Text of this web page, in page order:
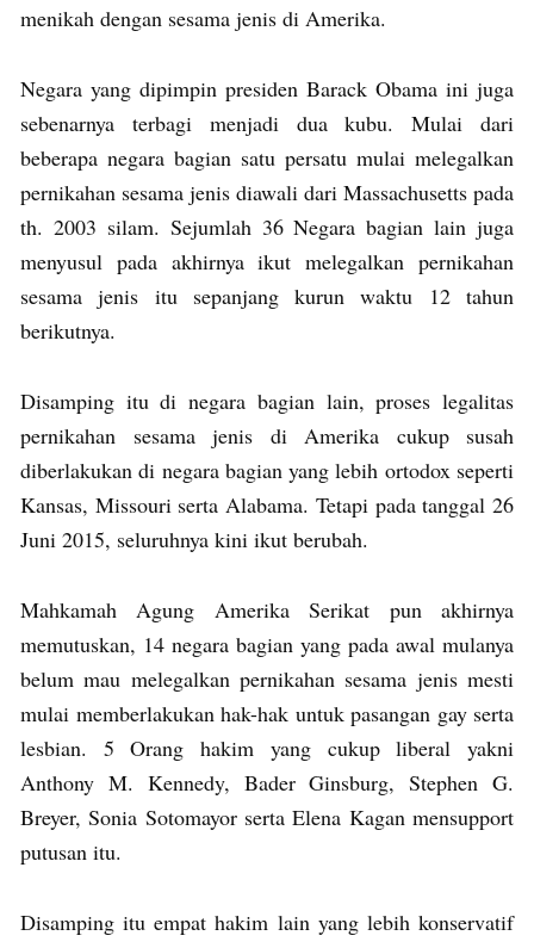
menikah dengan sesama jenis di Amerika.
Negara yang dipimpin presiden Barack Obama ini juga
sebenarnya terbagi menjadi dua kubu. Mulai dari
beberapa negara bagian satu persatu mulai melegalkan
pernikahan sesama jenis diawali dari Massachusetts pada
th. 2003 silam. Sejumlah 36 Negara bagian lain juga
menyusul pada akhirnya ikut melegalkan pernikahan
sesama jenis itu sepanjang kurun waktu 12 tahun
berikutnya.
Disamping itu di negara bagian lain, proses legalitas
pernikahan sesama jenis di Amerika cukup susah
diberlakukan di negara bagian yang lebih ortodox seperti
Kansas, Missouri serta Alabama. Tetapi pada tanggal 26
Juni 2015, seluruhnya kini ikut berubah.
Mahkamah Agung Amerika Serikat pun akhirnya
memutuskan, 14 negara bagian yang pada awal mulanya
belum mau melegalkan pernikahan sesama jenis mesti
mulai memberlakukan hak-hak untuk pasangan gay serta
lesbian. 5 Orang hakim yang cukup liberal yakni
Anthony M. Kennedy, Bader Ginsburg, Stephen G.
Breyer, Sonia Sotomayor serta Elena Kagan mensupport
putusan itu.
Disamping itu empat hakim lain yang lebih konservatif